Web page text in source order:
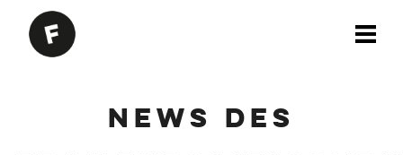
News des